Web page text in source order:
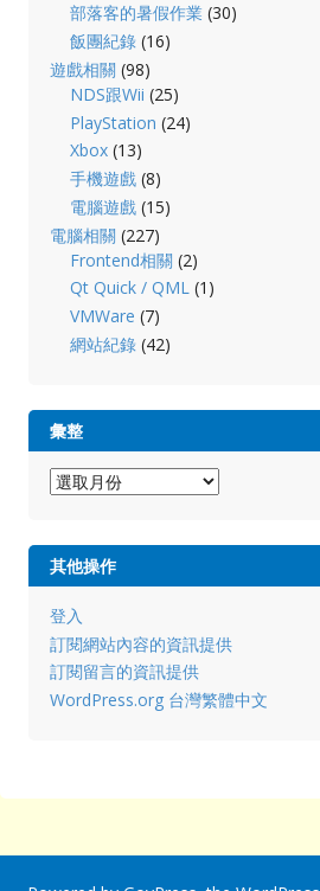
部落客的暑假作業 (30)
飯團紀錄 (16)
遊戲相關 (98)
NDS跟Wii (25)
PlayStation (24)
Xbox (13)
手機遊戲 (8)
電腦遊戲 (15)
電腦相關 (227)
Frontend相關 (2)
Qt Quick / QML (1)
VMWare (7)
網站紀錄 (42)
彙整
其他操作
登入
訂閱網站內容的資訊提供
訂閱留言的資訊提供
WordPress.org 台灣繁體中文